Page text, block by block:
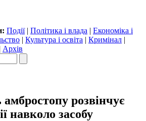
Події| Політика і влада | Економіка і
| Культура і освіта | Кримінал |
Архів
розвінчує
навколо засобу